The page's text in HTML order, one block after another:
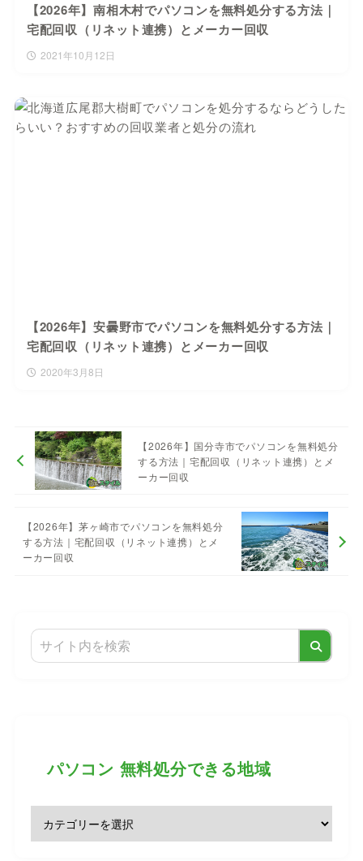
【2026年】南相木村でパソコンを無料処分する方法｜
宅配回収（リネット連携）とメーカー回収
2021年10月12日
【2026年】安曇野市でパソコンを無料処分する方法｜
宅配回収（リネット連携）とメーカー回収
2020年3月8日
【2026年】国分寺市でパソコンを無料処分
する方法｜宅配回収（リネット連携）とメ
ーカー回収
【2026年】茅ヶ崎市でパソコンを無料処分
する方法｜宅配回収（リネット連携）とメ
ーカー回収
パソコン 無料処分できる地域